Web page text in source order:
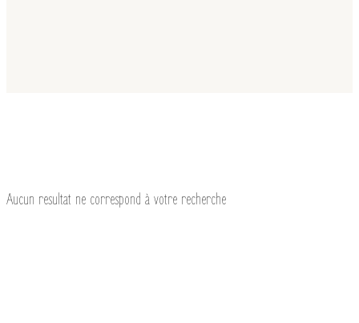
Aucun resultat ne correspond à votre recherche